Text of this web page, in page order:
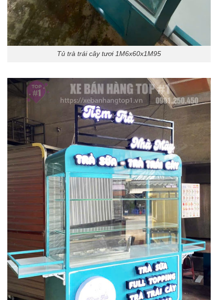
Tủ trà trái cây tươi 1M6x60x1M95